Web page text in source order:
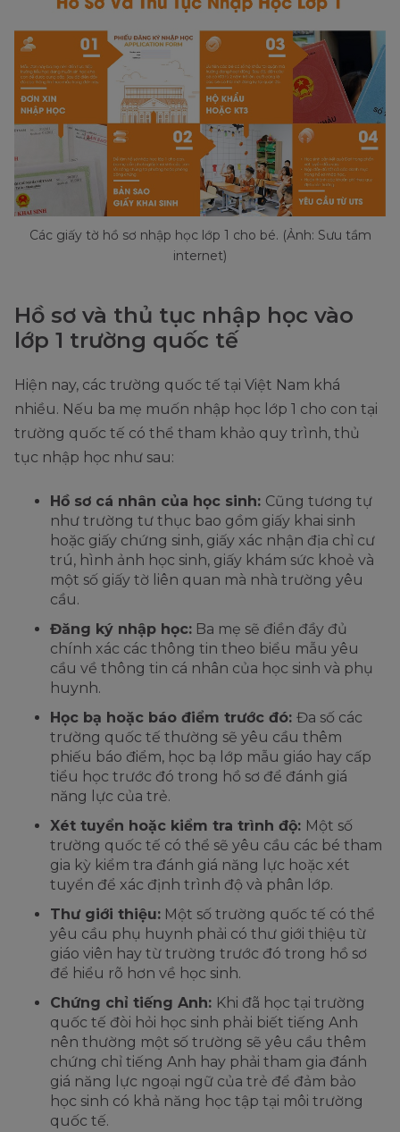
Các giấy tờ hồ sơ nhập học lớp 1 cho bé. (Ảnh: Sưu tầm
internet)
Hồ sơ và thủ tục nhập học vào
lớp 1 trường quốc tế
Hiện nay, các trường quốc tế tại Việt Nam khá
nhiều. Nếu ba mẹ muốn nhập học lớp 1 cho con tại
trường quốc tế có thể tham khảo quy trình, thủ
tục nhập học như sau:
Hồ sơ cá nhân của học sinh: Cũng tương tự
như trường tư thục bao gồm giấy khai sinh
hoặc giấy chứng sinh, giấy xác nhận địa chỉ cư
trú, hình ảnh học sinh, giấy khám sức khoẻ và
một số giấy tờ liên quan mà nhà trường yêu
cầu.
Đăng ký nhập học: Ba mẹ sẽ điền đầy đủ
chính xác các thông tin theo biểu mẫu yêu
cầu về thông tin cá nhân của học sinh và phụ
huynh.
Học bạ hoặc báo điểm trước đó: Đa số các
trường quốc tế thường sẽ yêu cầu thêm
phiếu báo điểm, học bạ lớp mẫu giáo hay cấp
tiểu học trước đó trong hồ sơ để đánh giá
năng lực của trẻ.
Xét tuyển hoặc kiểm tra trình độ: Một số
trường quốc tế có thể sẽ yêu cầu các bé tham
gia kỳ kiểm tra đánh giá năng lực hoặc xét
tuyển để xác định trình độ và phân lớp.
Thư giới thiệu: Một số trường quốc tế có thể
yêu cầu phụ huynh phải có thư giới thiệu từ
giáo viên hay từ trường trước đó trong hồ sơ
để hiểu rõ hơn về học sinh.
Chứng chỉ tiếng Anh: Khi đã học tại trường
quốc tế đòi hỏi học sinh phải biết tiếng Anh
nên thường một số trường sẽ yêu cầu thêm
chứng chỉ tiếng Anh hay phải tham gia đánh
giá năng lực ngoại ngữ của trẻ để đảm bảo
học sinh có khả năng học tập tại môi trường
quốc tế.